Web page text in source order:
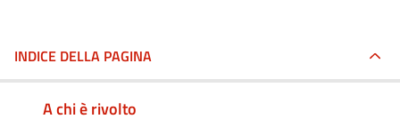
INDICE DELLA PAGINA
A chi è rivolto